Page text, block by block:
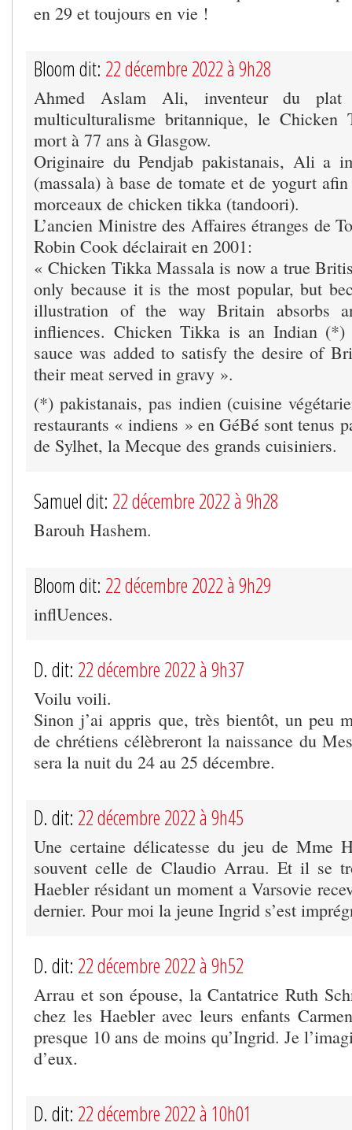
en 29 et toujours en vie !
Bloom dit: 22 décembre 2022 à 9h28
Ahmed Aslam Ali, inventeur du plat
multiculturalisme britannique, le Chicken
mort à 77 ans à Glasgow.
Originaire du Pendjab pakistanais, Ali a
(massala) à base de tomate et de yogurt
morceaux de chicken tikka (tandoori).
L’ancien Ministre des Affaires étranges de
Robin Cook déclairait en 2001:
« Chicken Tikka Massala is now a true
only because it is the most popular, but
illustration of the way Britain absorbs
infliences. Chicken Tikka is an Indian (*)
sauce was added to satisfy the desire of
their meat served in gravy ».
(*) pakistanais, pas indien (cuisine
restaurants « indiens » en GéBé sont tenus
de Sylhet, la Mecque des grands cuisiniers.
Samuel dit: 22 décembre 2022 à 9h28
Barouh Hashem.
Bloom dit: 22 décembre 2022 à 9h29
inflUences.
D. dit: 22 décembre 2022 à 9h37
Voilu voili.
Sinon j’ai appris que, très bientôt, un peu
de chrétiens célèbreront la naissance du
sera la nuit du 24 au 25 décembre.
D. dit: 22 décembre 2022 à 9h45
Une certaine délicatesse du jeu de Mme
souvent celle de Claudio Arrau. Et il se
Haebler résidant un moment a Varsovie
dernier. Pour moi la jeune Ingrid s’est
D. dit: 22 décembre 2022 à 9h52
Arrau et son épouse, la Cantatrice Ruth
chez les Haebler avec leurs enfants
presque 10 ans de moins qu’Ingrid. Je
d’eux.
D. dit: 22 décembre 2022 à 10h01